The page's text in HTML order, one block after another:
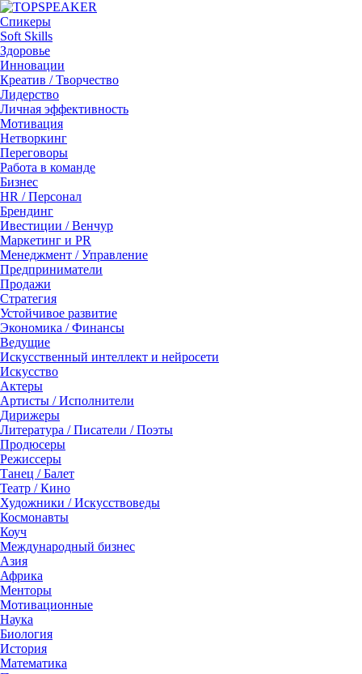
Спикеры
Soft Skills
Здоровье
Инновации
Креатив / Творчество
Лидерство
Личная эффективность
Мотивация
Нетворкинг
Переговоры
Работа в команде
Бизнес
HR / Персонал
Брендинг
Ивестиции / Венчур
Маркетинг и PR
Менеджмент / Управление
Предприниматели
Продажи
Стратегия
Устойчивое развитие
Экономика / Финансы
Ведущие
Искусственный интеллект и нейросети
Искусство
Актеры
Артисты / Исполнители
Дирижеры
Литература / Писатели / Поэты
Продюсеры
Режиссеры
Танец / Балет
Театр / Кино
Художники / Искусствоведы
Космонавты
Коуч
Международный бизнес
Азия
Африка
Менторы
Мотивационные
Наука
Биология
История
Математика